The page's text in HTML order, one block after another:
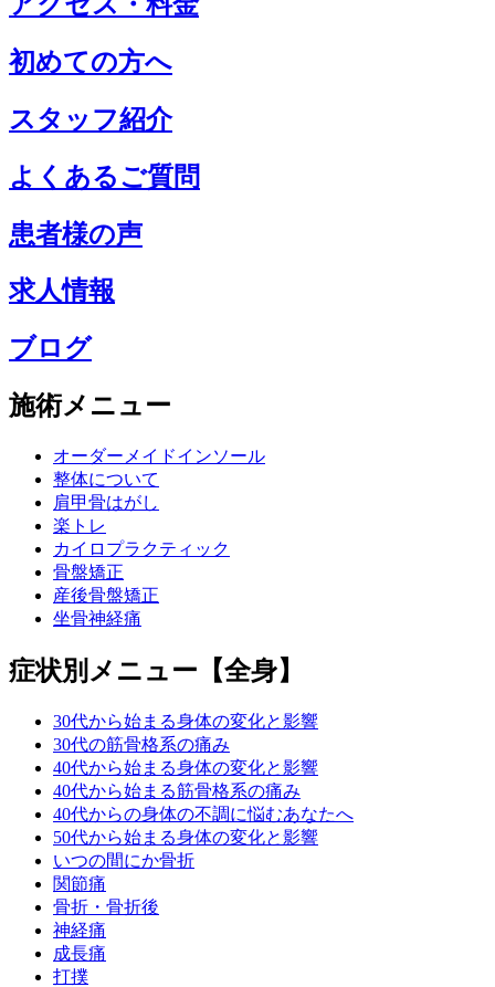
初めての方へ
スタッフ紹介
よくあるご質問
患者様の声
求人情報
ブログ
施術メニュー
オーダーメイドインソール
整体について
肩甲骨はがし
楽トレ
カイロプラクティック
骨盤矯正
産後骨盤矯正
坐骨神経痛
症状別メニュー【全身】
30代から始まる身体の変化と影響
30代の筋骨格系の痛み
40代から始まる身体の変化と影響
40代から始まる筋骨格系の痛み
40代からの身体の不調に悩むあなたへ
50代から始まる身体の変化と影響
いつの間にか骨折
関節痛
骨折・骨折後
神経痛
成長痛
打撲